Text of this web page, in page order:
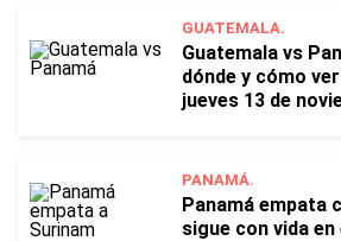
GUATEMALA.
Guatemala vs
dónde y cómo
jueves 13 de
PANAMÁ.
Panamá empata
sigue con vida